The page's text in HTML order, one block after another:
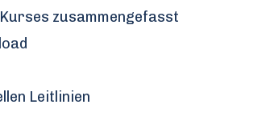
zusammengefasst
Leitlinien